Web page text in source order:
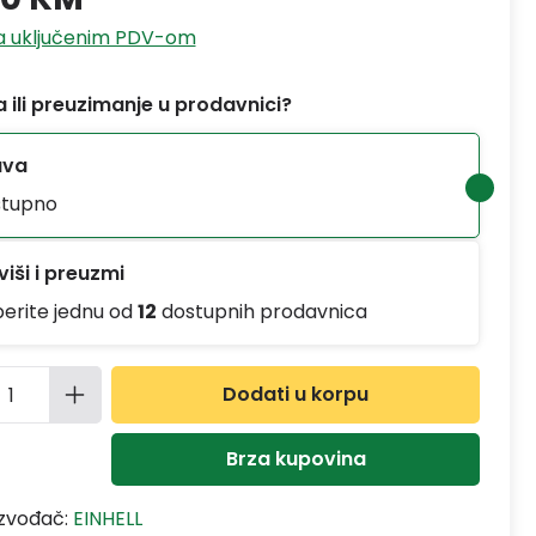
uključenim PDV-om
ili preuzimanje u prodavnici?
i preuzmi
jednu od12 dostupnih prodavnica
proizvoda: Unesite željenu
Dodati u korpu
Brza kupovina
EINHELL